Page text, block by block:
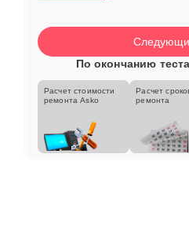
По окончанию
Расчет стоимости
ремонта Asko
Расчет
ремонта